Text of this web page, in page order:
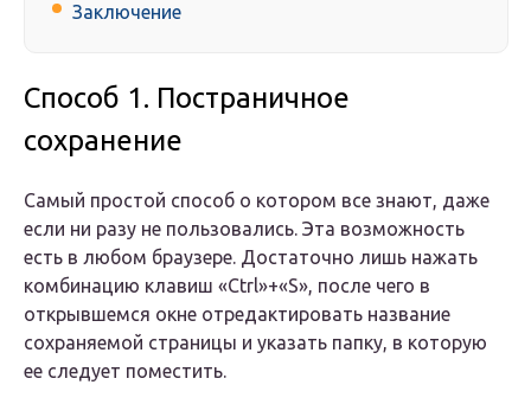
Заключение
Способ 1. Постраничное
сохранение
Самый простой способ о котором все знают, даже
если ни разу не пользовались. Эта возможность
есть в любом браузере. Достаточно лишь нажать
комбинацию клавиш «Ctrl»+«S», после чего в
открывшемся окне отредактировать название
сохраняемой страницы и указать папку, в которую
ее следует поместить.